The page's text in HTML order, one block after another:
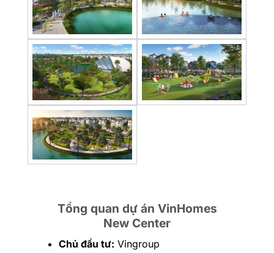
Tổng quan dự án VinHomes
New Center
Chủ đầu tư: Vingroup